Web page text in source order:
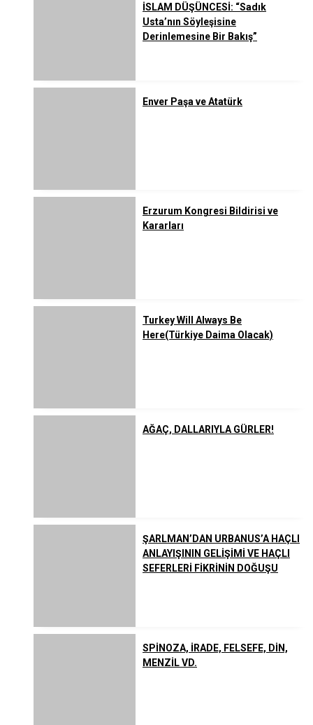
İSLAM DÜŞÜNCESİ: “Sadık
Usta’nın Söyleşisine
Derinlemesine Bir Bakış”
Enver Paşa ve Atatürk
Erzurum Kongresi Bildirisi ve
Kararları
Turkey Will Always Be
Here(Türkiye Daima Olacak)
AĞAÇ, DALLARIYLA GÜRLER!
ŞARLMAN’DAN URBANUS’A HAÇLI
ANLAYIŞININ GELİŞİMİ VE HAÇLI
SEFERLERİ FİKRİNİN DOĞUŞU
SPİNOZA, İRADE, FELSEFE, DİN,
MENZİL VD.